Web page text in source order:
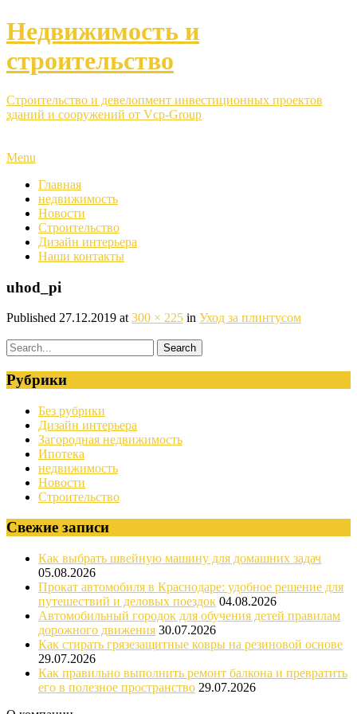
Недвижимость и
строительство
Строительство и девелопмент инвестиционных проектов
зданий и сооружений от Vcp-Group
Menu
Главная
недвижимость
Новости
Строительство
Дизайн интерьера
Наши контакты
uhod_pi
Published 27.12.2019 at 300 × 225 in Уход за плинтусом
Рубрики
Без рубрики
Дизайн интерьера
Загородная недвижимость
Ипотека
недвижимость
Новости
Строительство
Свежие записи
Как выбрать швейную машину для домашних задач
05.08.2026
Прокат автомобиля в Краснодаре: удобное решение для
путешествий и деловых поездок 04.08.2026
Автомобильный городок для обучения детей правилам
дорожного движения 30.07.2026
Как стирать грязезащитные ковры на резиновой основе
29.07.2026
Как правильно выполнить ремонт балкона и превратить
его в полезное пространство 29.07.2026